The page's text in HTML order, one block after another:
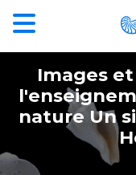
Images
nature Un